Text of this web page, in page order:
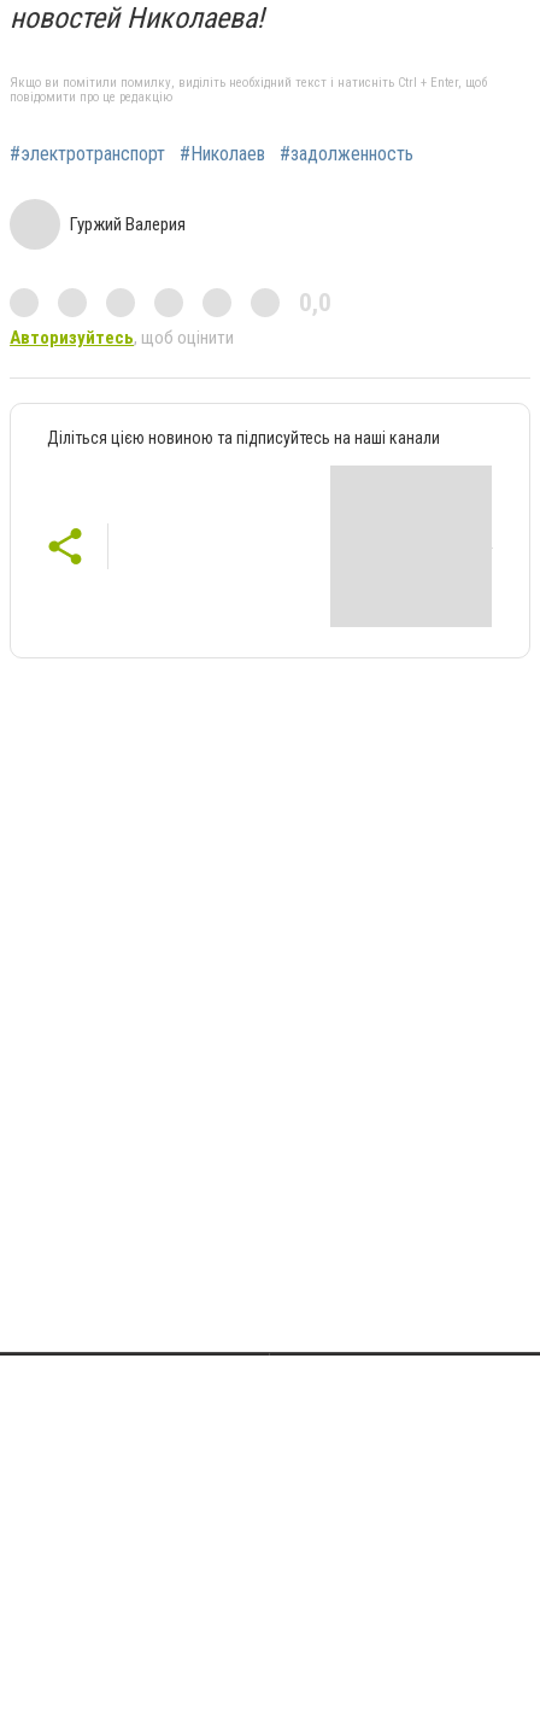
новостей Николаева!
Якщо ви помітили помилку, виділіть необхідний текст і натисніть Ctrl + Enter, щоб
повідомити про це редакцію
#электротранспорт #Николаев #задолженность
Гуржий Валерия
0,0
Авторизуйтесь, щоб оцінити
Діліться цією новиною та підписуйтесь на наші канали